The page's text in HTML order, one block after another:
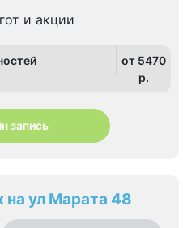
и акции
от 5470
p.
запись
на ул Марата 48